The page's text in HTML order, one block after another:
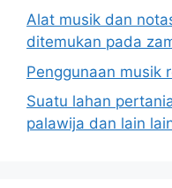
Alat musik dan
ditemukan pada
Penggunaan musik
Suatu lahan
palawija dan lain